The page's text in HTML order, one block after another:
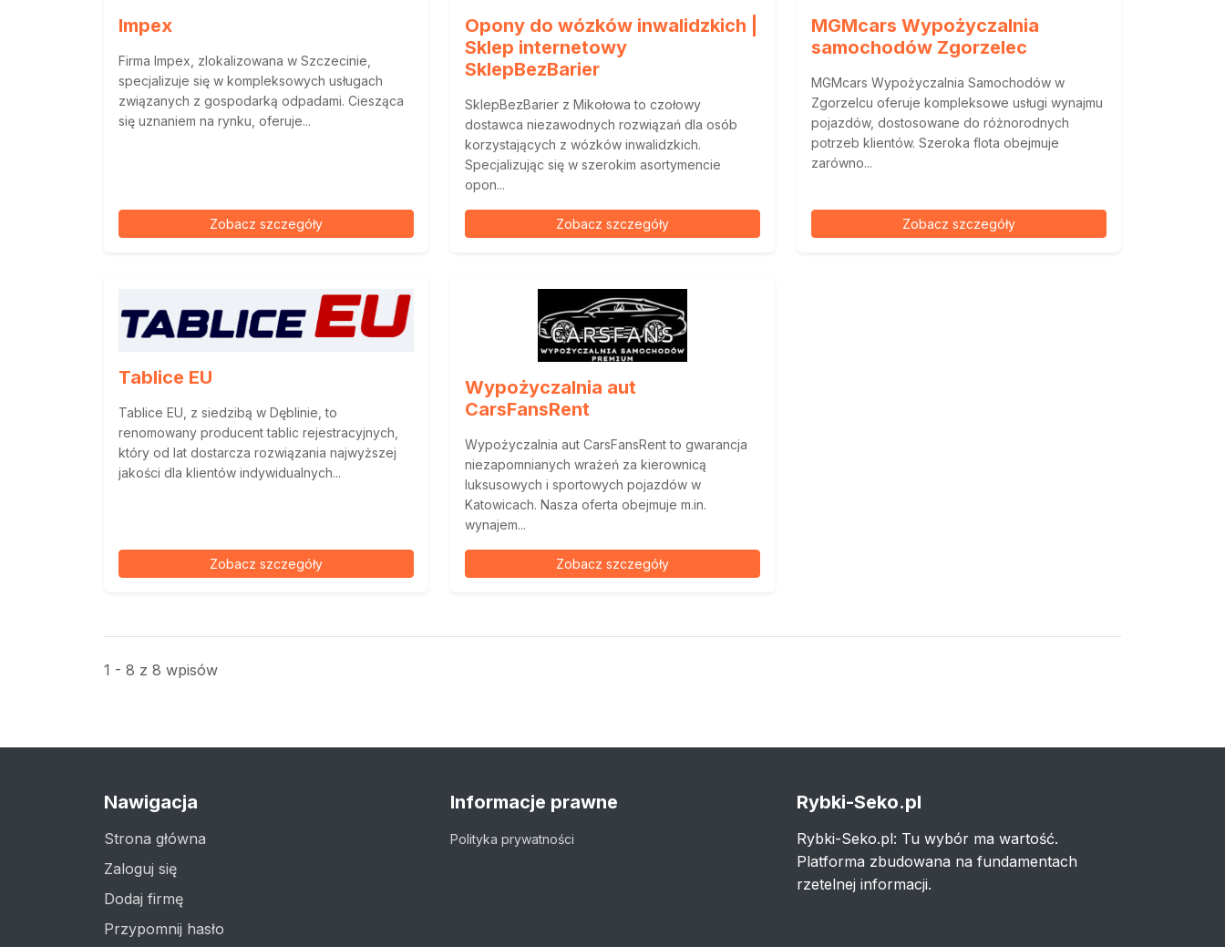
Impex
Firma Impex, zlokalizowana w Szczecinie,
specjalizuje się w kompleksowych usługach
związanych z gospodarką odpadami. Ciesząca
się uznaniem na rynku, oferuje...
Zobacz szczegóły
Opony do wózków inwalidzkich |
Sklep internetowy
SklepBezBarier
SklepBezBarier z Mikołowa to czołowy
dostawca niezawodnych rozwiązań dla osób
korzystających z wózków inwalidzkich.
Specjalizując się w szerokim asortymencie
opon...
Zobacz szczegóły
MGMcars Wypożyczalnia
samochodów Zgorzelec
MGMcars Wypożyczalnia Samochodów w
Zgorzelcu oferuje kompleksowe usługi wynajmu
pojazdów, dostosowane do różnorodnych
potrzeb klientów. Szeroka flota obejmuje
zarówno...
Zobacz szczegóły
Tablice EU
Tablice EU, z siedzibą w Dęblinie, to
renomowany producent tablic rejestracyjnych,
który od lat dostarcza rozwiązania najwyższej
jakości dla klientów indywidualnych...
Zobacz szczegóły
Wypożyczalnia aut
CarsFansRent
Wypożyczalnia aut CarsFansRent to gwarancja
niezapomnianych wrażeń za kierownicą
luksusowych i sportowych pojazdów w
Katowicach. Nasza oferta obejmuje m.in.
wynajem...
Zobacz szczegóły
1 - 8 z 8 wpisów
Nawigacja
Strona główna
Zaloguj się
Dodaj firmę
Przypomnij hasło
Informacje prawne
Polityka prywatności
Rybki-Seko.pl
Rybki-Seko.pl: Tu wybór ma wartość.
Platforma zbudowana na fundamentach
rzetelnej informacji.